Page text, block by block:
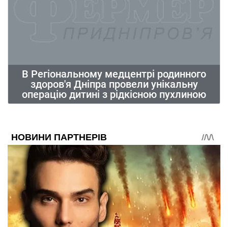
В Регіональному медцентрі родинного
здоров'я Дніпра провели унікальну
операцію дитині з рідкісною пухлиною